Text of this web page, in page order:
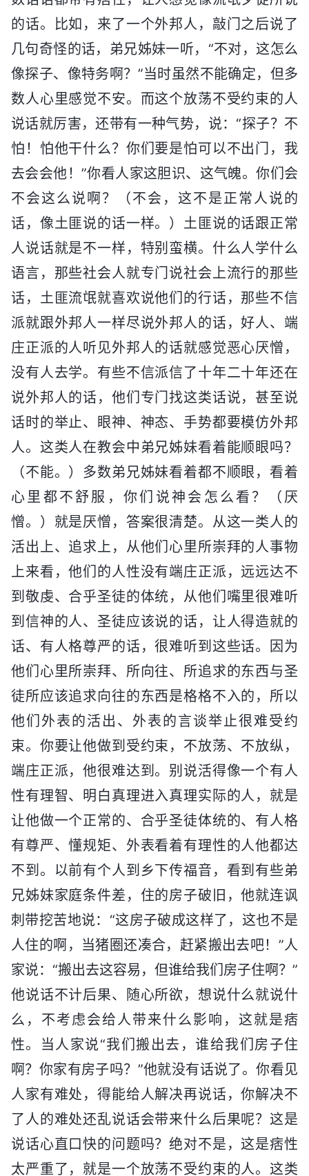
的话。比如，来了一个外邦人，敲门之后说了
几句奇怪的话，弟兄姊妹一听，“不对，这怎么
像探子、像特务啊？”当时虽然不能确定，但多
数人心里感觉不安。而这个放荡不受约束的人
说话就厉害，还带有一种气势，说：“探子？不
怕！怕他干什么？你们要是怕可以不出门，我
去会会他！”你看人家这胆识、这气魄。你们会
不会这么说啊？（不会，这不是正常人说的
话，像土匪说的话一样。）土匪说的话跟正常
人说话就是不一样，特别蛮横。什么人学什么
语言，那些社会人就专门说社会上流行的那些
话，土匪流氓就喜欢说他们的行话，那些不信
派就跟外邦人一样尽说外邦人的话，好人、端
庄正派的人听见外邦人的话就感觉恶心厌憎，
没有人去学。有些不信派信了十年二十年还在
说外邦人的话，他们专门找这类话说，甚至说
话时的举止、眼神、神态、手势都要模仿外邦
人。这类人在教会中弟兄姊妹看着能顺眼吗？
（不能。）多数弟兄姊妹看着都不顺眼，看着
心里都不舒服，你们说神会怎么看？（厌
憎。）就是厌憎，答案很清楚。从这一类人的
活出上、追求上，从他们心里所崇拜的人事物
上来看，他们的人性没有端庄正派，远远达不
到敬虔、合乎圣徒的体统，从他们嘴里很难听
到信神的人、圣徒应该说的话，让人得造就的
话、有人格尊严的话，很难听到这些话。因为
他们心里所崇拜、所向往、所追求的东西与圣
徒所应该追求向往的东西是格格不入的，所以
他们外表的活出、外表的言谈举止很难受约
束。你要让他做到受约束，不放荡、不放纵，
端庄正派，他很难达到。别说活得像一个有人
性有理智、明白真理进入真理实际的人，就是
让他做一个正常的、合乎圣徒体统的、有人格
有尊严、懂规矩、外表看着有理性的人他都达
不到。以前有个人到乡下传福音，看到有些弟
兄姊妹家庭条件差，住的房子破旧，他就连讽
刺带挖苦地说：“这房子破成这样了，这也不是
人住的啊，当猪圈还凑合，赶紧搬出去吧！”人
家说：“搬出去这容易，但谁给我们房子住啊？”
他说话不计后果、随心所欲，想说什么就说什
么，不考虑会给人带来什么影响，这就是痞
性。当人家说“我们搬出去，谁给我们房子住
啊？你家有房子吗？”他就没有话说了。你看见
人家有难处，得能给人解决再说话，你解决不
了人的难处还乱说话会带来什么后果呢？这是
说话心直口快的问题吗？绝对不是，这是痞性
太严重了，就是一个放荡不受约束的人。这类